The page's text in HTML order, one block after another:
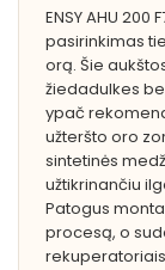
ENSY AHU
pasirinkimas
orą. Šie
žiedadulkes
ypač
užteršto oro
sintetinės
užtikrinančiu
Patogus
procesą, o